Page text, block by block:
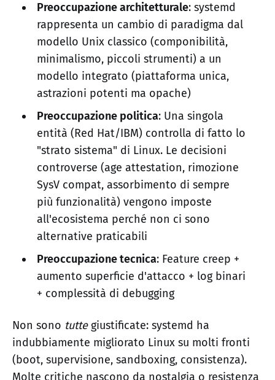
Preoccupazione architetturale: systemd
rappresenta un cambio di paradigma dal
modello Unix classico (componibilità,
minimalismo, piccoli strumenti) a un
modello integrato (piattaforma unica,
astrazioni potenti ma opache)
Preoccupazione politica: Una singola
entità (Red Hat/IBM) controlla di fatto lo
"strato sistema" di Linux. Le decisioni
controverse (age attestation, rimozione
SysV compat, assorbimento di sempre
più funzionalità) vengono imposte
all'ecosistema perché non ci sono
alternative praticabili
Preoccupazione tecnica: Feature creep +
aumento superficie d'attacco + log binari
+ complessità di debugging
Non sono tuttegiustificate: systemd ha
indubbiamente migliorato Linux su molti fronti
(boot, supervisione, sandboxing, consistenza).
Molte critiche nascono da nostalgia o resistenza